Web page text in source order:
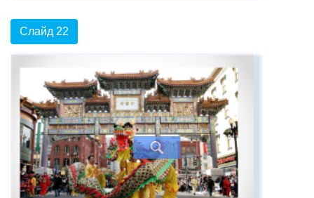
Слайд 22